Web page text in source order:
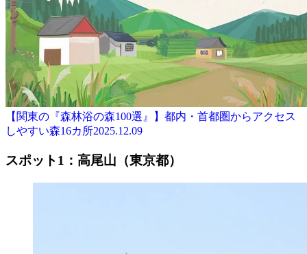
【関東の『森林浴の森100選』】都内・首都圏からアクセス
しやすい森16カ所2025.12.09
スポット1：高尾山（東京都）